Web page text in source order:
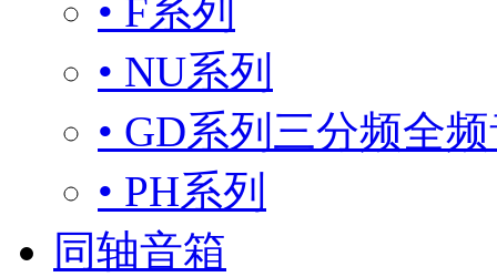
• F系列
• NU系列
• GD系列三分频全
• PH系列
同轴音箱